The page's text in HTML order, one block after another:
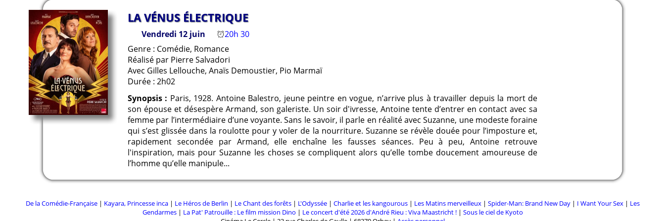
Google Chrome Mozilla Firefox
LA VÉNUS ÉLECTRIQUE
Vendredi 12 juin
20h 30
Genre : Comédie, Romance
Réalisé par Pierre Salvadori
Avec Gilles Lellouche, Anaïs Demoustier, Pio Marmaï
Durée : 2h02
Synopsis : Paris, 1928. Antoine Balestro, jeune peintre en vogue, n’arrive plus à travailler depuis la mort de
son épouse et désespère Armand, son galeriste. Un soir d'ivresse, Antoine tente d’entrer en contact avec sa
femme par l’intermédiaire d’une voyante. Sans le savoir, il parle en réalité avec Suzanne, une modeste foraine
qui s’est glissée dans la roulotte pour y voler de la nourriture. Suzanne se révèle douée pour l’imposture et,
rapidement secondée par Armand, elle enchaîne les fausses séances. Peu à peu, Antoine retrouve
l'inspiration, mais pour Suzanne les choses se compliquent alors qu’elle tombe doucement amoureuse de
l’homme qu’elle manipule...
De la Comédie-Française| Kayara, Princesse inca| Le Héros de Berlin | Le Chant des forêts| L'Odyssée| Charlie et les kangourous| Les Matins merveilleux| Spider-Man: Brand New Day| I Want Your Sex| Les
Gendarmes| La Pat' Patrouille : Le film mission Dino | Le concert d'été 2026 d'André Rieu : Viva Maastricht !| Sous le ciel de Kyoto